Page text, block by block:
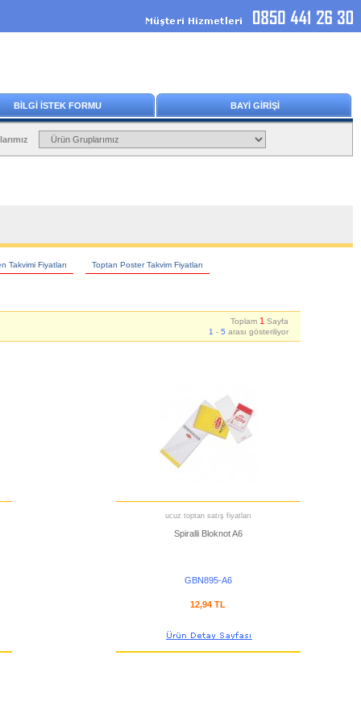
BİLGİ İSTEK FORMU BAYİ GİRİŞİ
Takvimi Fiyatları Toptan Poster Takvim Fiyatları
Toplam 1 Sayfa
1 - 5 arası gösteriliyor
ucuz toptan satış fiyatları
Spiralli Bloknot A6
GBN895-A6
12,94 TL